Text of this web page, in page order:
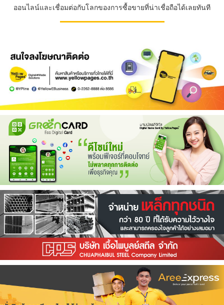
ออนไลน์และเชื่อมต่อกับโลกของการซื้อขายที่น่าเชื่อถือได้เลยทันที